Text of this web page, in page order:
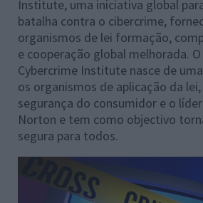
Institute, uma iniciativa global
batalha contra o cibercrime,
organismos de lei formação,
e cooperação global melhorada.
Cybercrime Institute nasce de
os organismos de aplicação da
segurança do consumidor e o
Norton e tem como objectivo
segura para todos.